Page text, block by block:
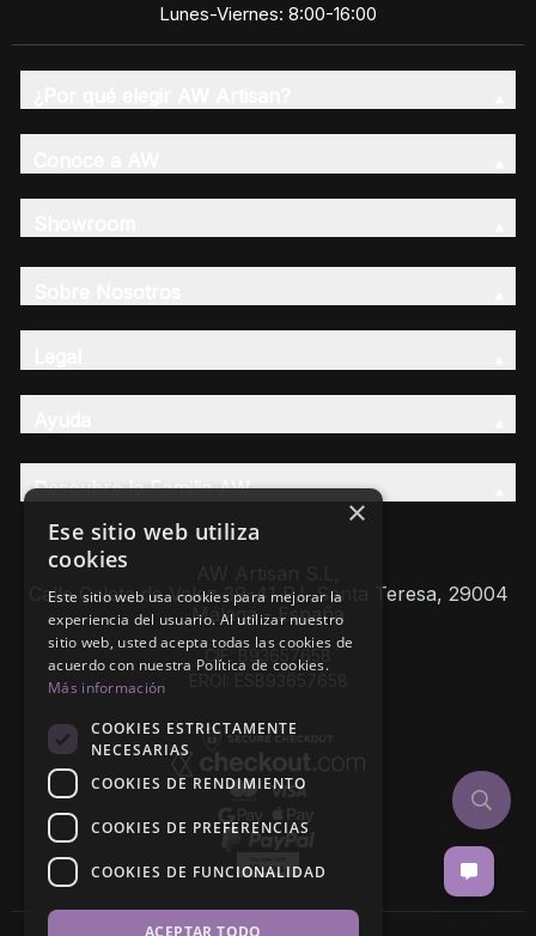
Lunes-Viernes: 8:00-16:00
Descubre la Familia AW
Calle Caleta de Velez 39-41 P.I. Santa Teresa, 29004
Málaga - España
CIF: B93657658
×
Ese sitio web utiliza
cookies
Este sitio web usa cookies para mejorar la
experiencia del usuario. Al utilizar nuestro
sitio web, usted acepta todas las cookies de
acuerdo con nuestra Política de cookies.
Más información
COOKIES ESTRICTAMENTE
NECESARIAS
COOKIES DE RENDIMIENTO
COOKIES DE PREFERENCIAS
COOKIES DE FUNCIONALIDAD
ACEPTAR TODO